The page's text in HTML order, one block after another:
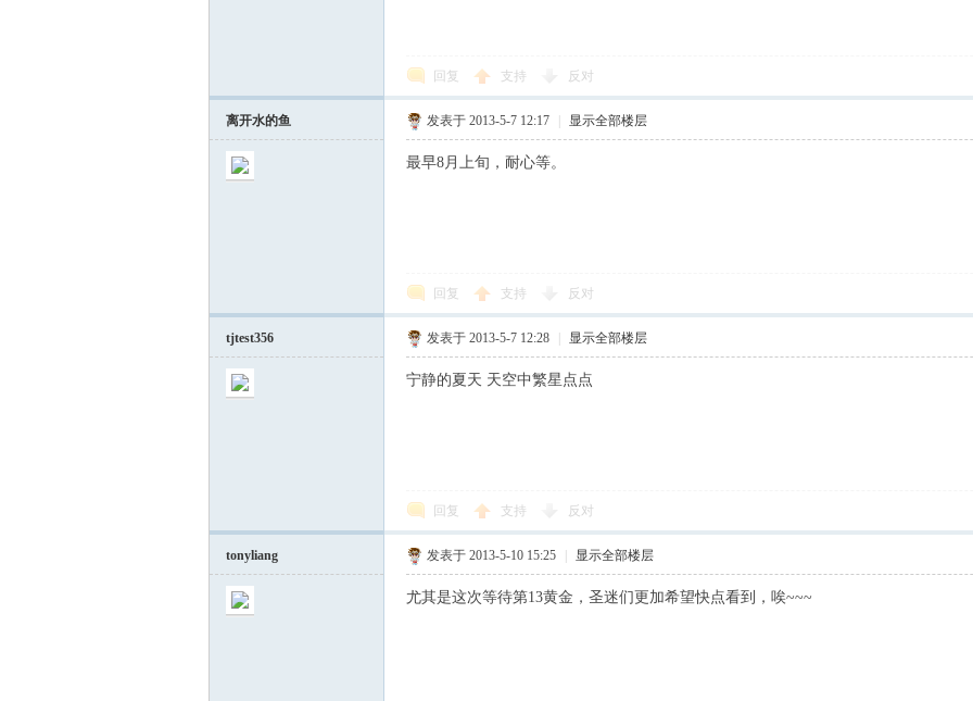
回复 支持 反对
离开水的鱼 发表于 2013-5-7 12:17 显示全部楼层
最早8月上旬，耐心等。
回复 支持 反对
tjtest356 发表于 2013-5-7 12:28 显示全部楼层
宁静的夏天 天空中繁星点点
回复 支持 反对
tonyliang 发表于 2013-5-10 15:25 显示全部楼层
尤其是这次等待第13黄金，圣迷们更加希望快点看到，唉~~~